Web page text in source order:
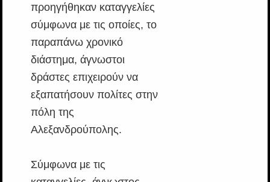
προηγήθηκαν καταγγελίες
σύμφωνα με τις οποίες, το
παραπάνω χρονικό
διάστημα, άγνωστοι
δράστες επιχειρούν να
εξαπατήσουν πολίτες στην
πόλη της
Αλεξανδρούπολης.
Σύμφωνα με τις